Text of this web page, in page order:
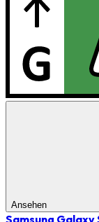
Ansehen
Samsung Galaxy